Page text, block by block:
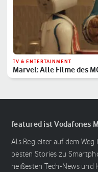
TV & ENTERTAINMENT
Marvel: Alle Filme des
Reihenfolge
featured ist Vodafones
Als Begleiter auf dem
besten Stories zu
heißesten Tech-News und